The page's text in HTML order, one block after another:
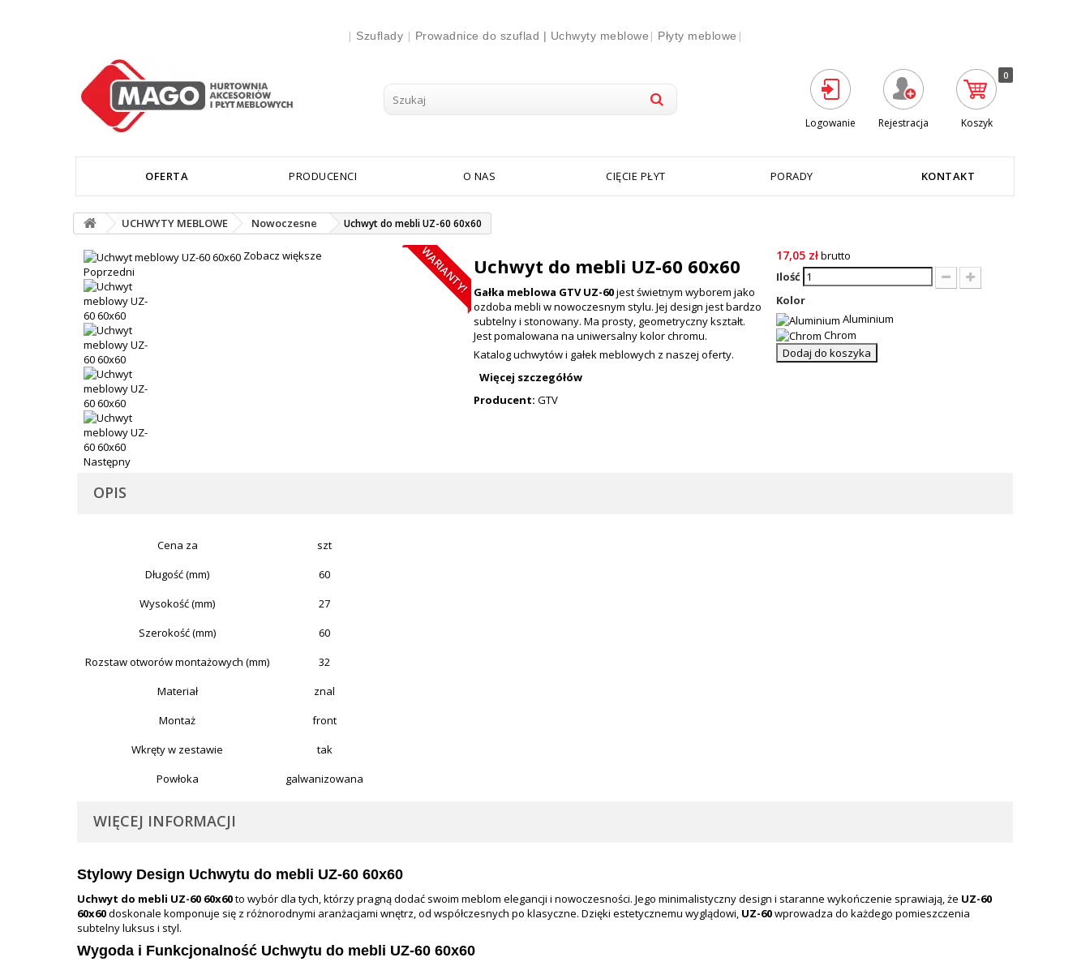
| Szuflady | Prowadnice do szuflad | Uchwyty meblowe | Płyty meblowe |
Logowanie Rejestracja Koszyk
0
OFERTA PRODUCENCI O NAS CIĘCIE PŁYT PORADY KONTAKT
UCHWYTY MEBLOWE Nowoczesne Uchwyt do mebli UZ-60 60x60
WARIANTY!
Zobacz większe
Poprzedni
Następny
Uchwyt do mebli UZ-60 60x60
Gałka meblowa GTV UZ-60jest świetnym wyborem jako
ozdoba mebli w nowoczesnym stylu. Jej design jest bardzo
subtelny i stonowany. Ma prosty, geometryczny kształt.
Jest pomalowana na uniwersalny kolor chromu.
Katalog uchwytów i gałek meblowych z naszej oferty.
Więcej szczegółów
Producent: GTV
17,05 złbrutto
Ilość
Kolor
Aluminium
Chrom
Dodaj do koszyka
OPIS
Cena za
szt
Długość (mm)
60
Wysokość (mm)
27
Szerokość (mm)
60
Rozstaw otworów montażowych (mm)
32
Materiał
znal
Montaż
front
Wkręty w zestawie
tak
Powłoka
galwanizowana
WIĘCEJ INFORMACJI
Stylowy Design Uchwytu do mebli UZ-60 60x60
Uchwyt do mebli UZ-60 60x60to wybór dla tych, którzy pragną dodać swoim meblom elegancji i nowoczesności. Jego minimalistyczny design i staranne wykończenie sprawiają, że UZ-60
60x60doskonale komponuje się z różnorodnymi aranżacjami wnętrz, od współczesnych po klasyczne. Dzięki estetycznemu wyglądowi, UZ-60wprowadza do każdego pomieszczenia
subtelny luksus i styl.
Wygoda i Funkcjonalność Uchwytu do mebli UZ-60 60x60